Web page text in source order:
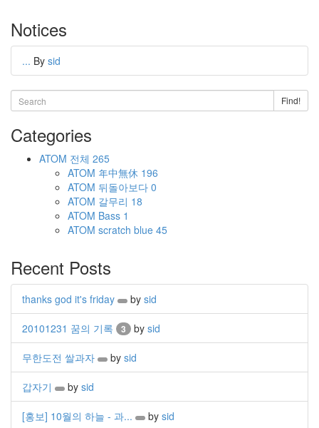
Notices
... By sid
Find!
Categories
ATOM 전체 265
ATOM 年中無休 196
ATOM 뒤돌아보다 0
ATOM 갈무리 18
ATOM Bass 1
ATOM scratch blue 45
Recent Posts
thanks god it's friday by sid
20101231 꿈의 기록 3 by sid
무한도전 쌀과자 by sid
갑자기 by sid
[홍보] 10월의 하늘 - 과... by sid